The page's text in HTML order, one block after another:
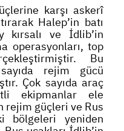
karşı askerî
Halep’in batı
kırsalı ve İdlib’in
operasyonları, top
Bu
rejim gücü
Çok sayıda araç
ekipmanlar ele
rejim güçleri ve Rus
bölgeleri yeniden